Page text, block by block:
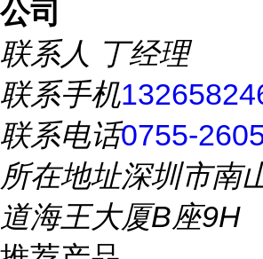
公司
联系人 丁经理
联系手机
联系电话0755-
所在地址深圳市南
道海王大厦B座9H